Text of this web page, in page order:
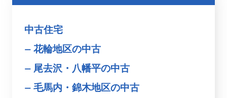
中古住宅
花輪地区の中古
尾去沢・八幡平の中古
毛馬内・錦木地区の中古